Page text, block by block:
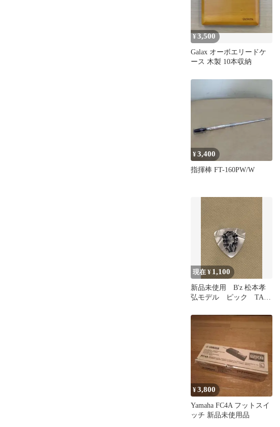
¥3,500
Galax オーボエリードケ
ース 木製 10本収納
¥3,400
指揮棒 FT-160PW/W
現在 ¥ 1,100
新品未使用 B'z 松本孝
弘モデル ピック TAK
¥3,800
Yamaha FC4A フットスイ
ッチ 新品未使用品